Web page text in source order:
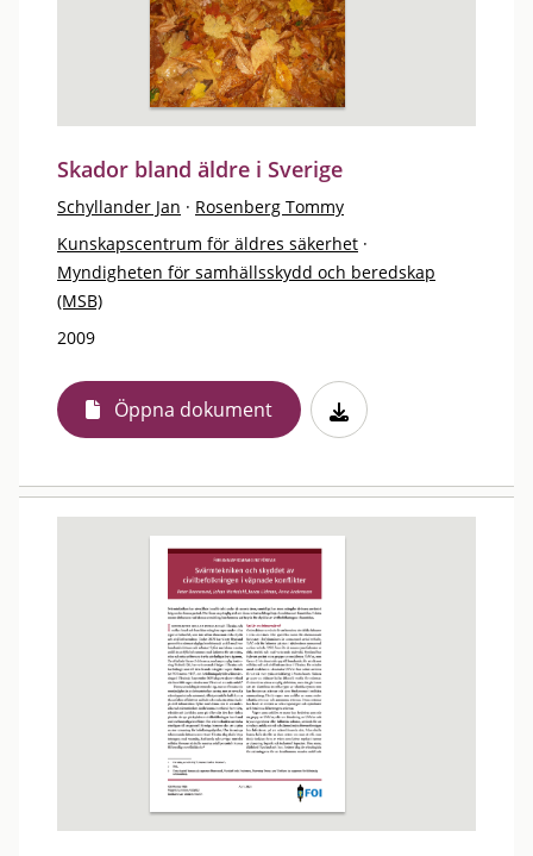
Skador bland äldre i Sverige
Schyllander Jan · Rosenberg Tommy
Kunskapscentrum för äldres säkerhet ·
Myndigheten för samhällsskydd och beredskap
(MSB)
2009
Öppna dokument